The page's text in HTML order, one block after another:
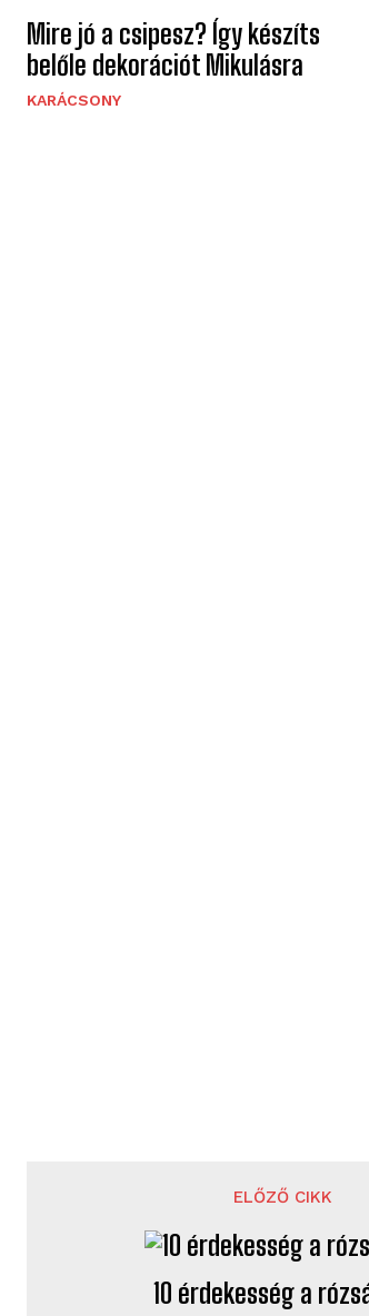
Mire jó a csipesz? Így készíts
belőle dekorációt Mikulásra
KARÁCSONY
ELŐZŐ CIKK
10 érdekesség a